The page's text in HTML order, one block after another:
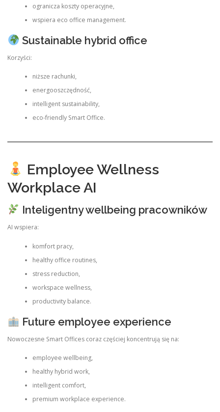
ogranicza koszty operacyjne,
wspiera eco office management.
Sustainable hybrid office
Korzyści:
niższe rachunki,
energooszczędność,
intelligent sustainability,
eco-friendly Smart Office.
Employee Wellness
Workplace AI
Inteligentny wellbeing pracowników
AI wspiera:
komfort pracy,
healthy office routines,
stress reduction,
workspace wellness,
productivity balance.
Future employee experience
Nowoczesne Smart Offices coraz częściej koncentrują się na:
employee wellbeing,
healthy hybrid work,
intelligent comfort,
premium workplace experience.